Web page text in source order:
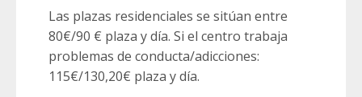
Las plazas residenciales se sitúan entre
80€/90 € plaza y día. Si el centro trabaja
problemas de conducta/adicciones:
115€/130,20€ plaza y día.